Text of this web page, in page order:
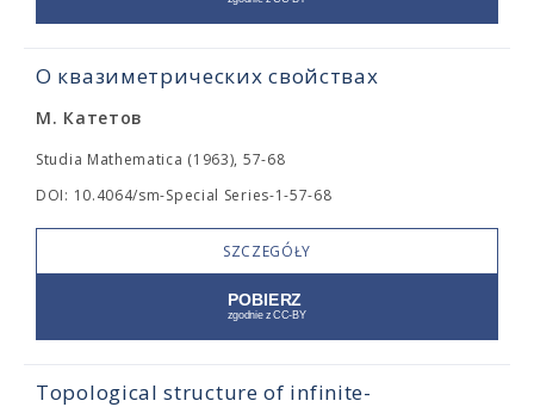
О квазиметрических свойствах
М. Катетов
Studia Mathematica (1963), 57-68
DOI: 10.4064/sm-Special Series-1-57-68
SZCZEGÓŁY
Topological structure of infinite-